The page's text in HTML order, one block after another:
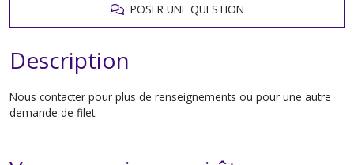
POSER UNE QUESTION
Description
Nous contacter pour plus de renseignements ou pour une autre
demande de filet.